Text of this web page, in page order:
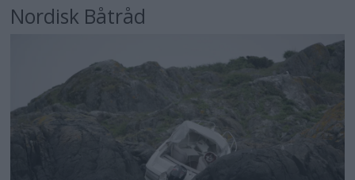
Video
Logg inn
Nordisk Båtråd